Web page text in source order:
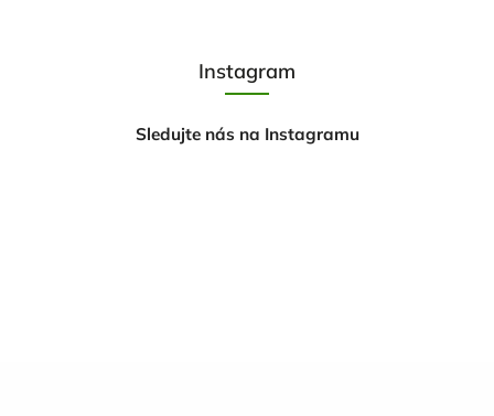
Instagram
Sledujte nás na Instagramu